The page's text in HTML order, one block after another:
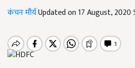
कंचन मौर्यUpdated on 17 August, 2020